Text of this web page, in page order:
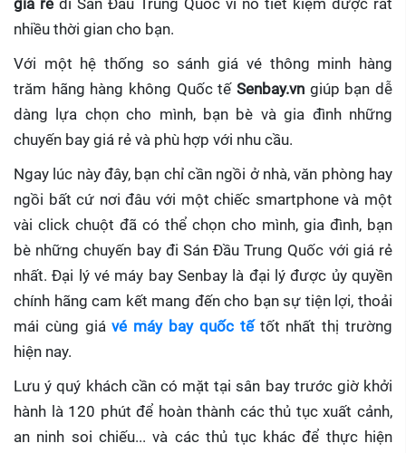
giá rẻ đi Sán Đầu Trung Quốc vì nó tiết kiệm được rất
nhiều thời gian cho bạn.
Với một hệ thống so sánh giá vé thông minh hàng
trăm hãng hàng không Quốc tế Senbay.vn giúp bạn dễ
dàng lựa chọn cho mình, bạn bè và gia đình những
chuyến bay giá rẻ và phù hợp với nhu cầu.
Ngay lúc này đây, bạn chỉ cần ngồi ở nhà, văn phòng hay
ngồi bất cứ nơi đâu với một chiếc smartphone và một
vài click chuột đã có thể chọn cho mình, gia đình, bạn
bè những chuyến bay đi Sán Đầu Trung Quốc với giá rẻ
nhất. Đại lý vé máy bay Senbay là đại lý được ủy quyền
chính hãng cam kết mang đến cho bạn sự tiện lợi, thoải
mái cùng giávé máy bay quốc tế tốt nhất thị trường
hiện nay.
Lưu ý quý khách cần có mặt tại sân bay trước giờ khởi
hành là 120 phút để hoàn thành các thủ tục xuất cảnh,
an ninh soi chiếu... và các thủ tục khác để thực hiện